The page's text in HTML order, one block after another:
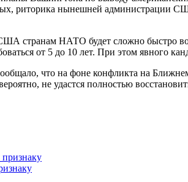
риторика нынешней администрации
странам НАТО будет сложно быстро
от 5 до 10 лет. При этом явного
что на фоне конфликта на
не удастся полностью